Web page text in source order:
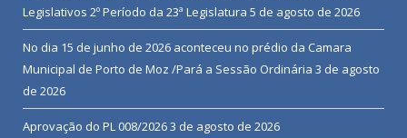
Legislativos 2º Período da 23ª Legislatura 5 de agosto de 2026
No dia 15 de junho de 2026 aconteceu no prédio da Camara
Municipal de Porto de Moz /Pará a Sessão Ordinária 3 de agosto
de 2026
Aprovação do PL 008/20263 de agosto de 2026